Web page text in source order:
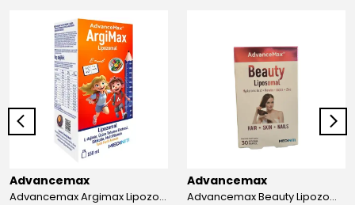
Advancemax
Advancemax Argimax Lipozomal Sıvı 150 ml 8684375607587
Advancemax
Advancemax Beauty Lipozomal Hyalüronik Asit Keratin Biotin Zn 30 Kapsül 8684375607556